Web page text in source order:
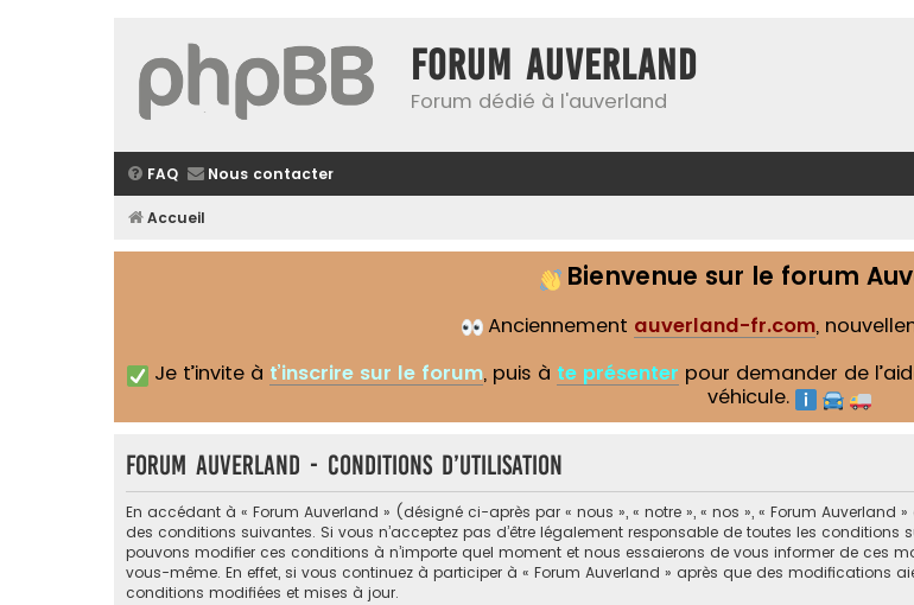
Forum Auverland
Forum dédié à l'auverland
FAQ Nous contacter
Accueil
Bienvenue sur le forum
Anciennement auverland-fr.com,
Je t’invite à t’inscrire sur le forum, puis à te présenter pour demander de
véhicule.
Forum Auverland - Conditions d’utilisation
En accédant à « Forum Auverland » (désigné ci-après par « nous », « notre », « nos », « Forum
des conditions suivantes. Si vous n’acceptez pas d’être légalement responsable de toutes les conditions
pouvons modifier ces conditions à n’importe quel moment et nous essaierons de vous informer de ces
vous-même. En effet, si vous continuez à participer à « Forum Auverland » après que des modifications
conditions modifiées et mises à jour.